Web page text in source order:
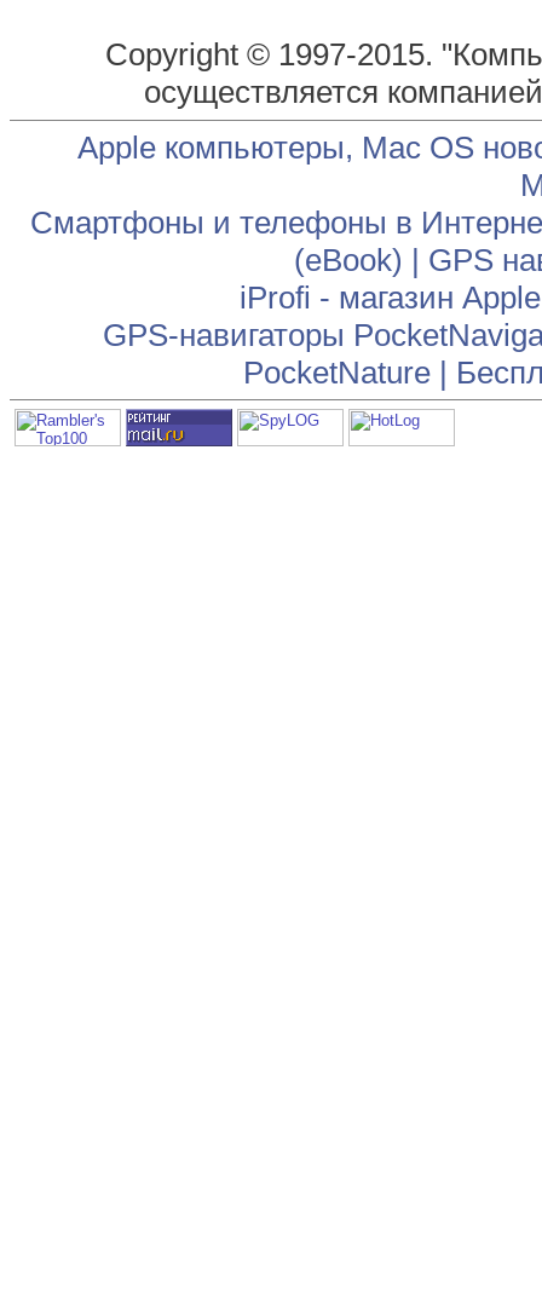
Copyright © 1997-2015.
осуществляется
Apple компьютеры, Mac OS
Смартфоны и телефоны в
(eBook) | GPS
iProfi - магазин
GPS-навигаторы
PocketNature|